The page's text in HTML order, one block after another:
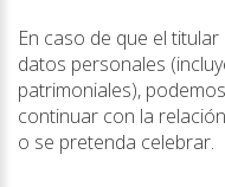
En caso de que el
datos personales
patrimoniales),
continuar con la
o se pretenda celebrar.